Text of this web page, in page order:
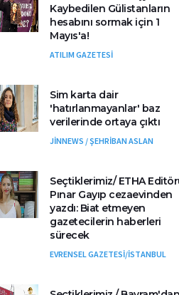
Kaybedilen Gülistanların
hesabını sormak için 1
Mayıs'a!
ATILIM GAZETESİ
Sim karta dair
'hatırlanmayanlar' baz
verilerinde ortaya çıktı
JİNNEWS / ŞEHRİBAN ASLAN
Seçtiklerimiz/ ETHA
Pınar Gayıp cezaevinden
yazdı: Biat etmeyen
gazetecilerin haberleri
sürecek
EVRENSEL GAZETESİ/İSTANBUL